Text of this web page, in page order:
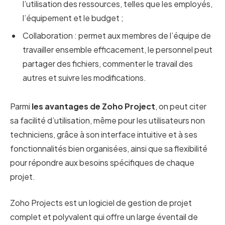
l’utilisation des ressources, telles que les employés,
l’équipement et le budget ;
Collaboration : permet aux membres de l’équipe de
travailler ensemble efficacement, le personnel peut
partager des fichiers, commenter le travail des
autres et suivre les modifications.
Parmi les avantages de Zoho Project, on peut citer
sa facilité d’utilisation, même pour les utilisateurs non
techniciens, grâce à son interface intuitive et à ses
fonctionnalités bien organisées, ainsi que sa flexibilité
pour répondre aux besoins spécifiques de chaque
projet.
Zoho Projects est un logiciel de gestion de projet
complet et polyvalent qui offre un large éventail de